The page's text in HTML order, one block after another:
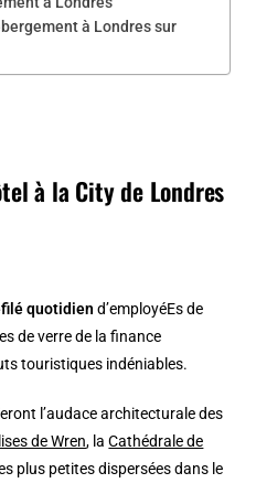
à Londres sur
à la City de Londres
quotidien d’employéEs de
de verre de la finance
touristiques indéniables.
l’audace architecturale des
de Wren, laCathédrale de
plus petites dispersées dans le